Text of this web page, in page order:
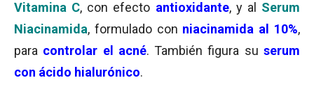
Vitamina C, con efecto antioxidante, y al Serum
Niacinamida, formulado con niacinamida al 10%,
para controlar el acné. También figura suserum
con ácido hialurónico.